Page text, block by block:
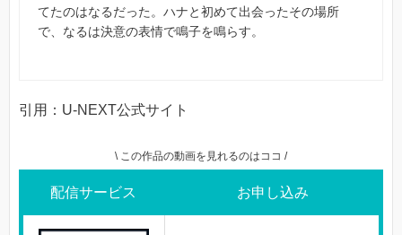
てたのはなるだった。ハナと初めて出会ったその場所
で、なるは決意の表情で鳴子を鳴らす。
引用：U-NEXT公式サイト
\ この作品の動画を見れるのはココ /
配信サービス お申し込み